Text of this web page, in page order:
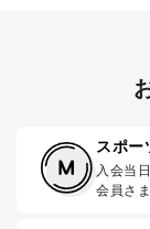
スポー
入会当
会員さ